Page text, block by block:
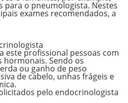
para o pneumologista. Nestes
exames recomendados, a
este profissional pessoas com
Sendo os
ou ganho de peso
de cabelo, unhas frágeis e
pelo endocrinologista